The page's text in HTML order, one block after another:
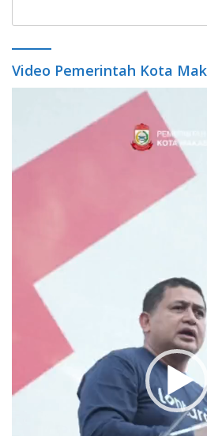
Video Pemerintah Kota